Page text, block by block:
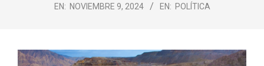
EN: NOVIEMBRE 9, 2024 EN: POLÍTICA